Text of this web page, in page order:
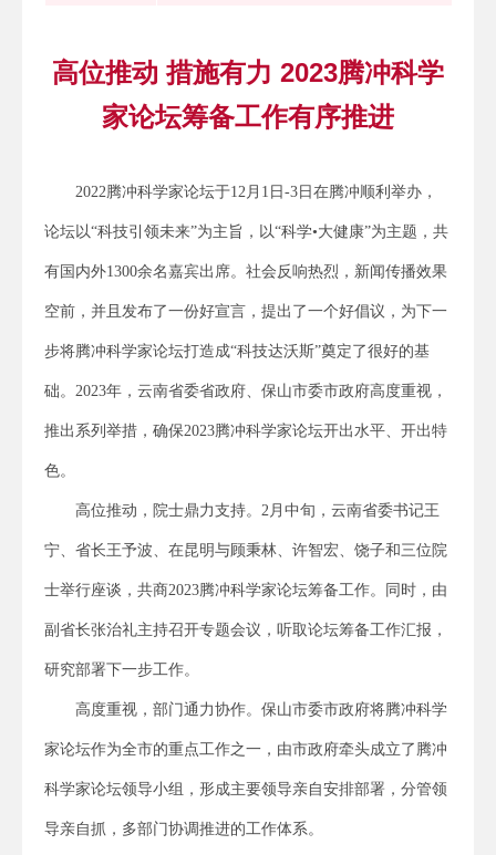
高位推动 措施有力 2023腾冲科学
家论坛筹备工作有序推进
2022腾冲科学家论坛于12月1日-3日在腾冲顺利举办，
论坛以“科技引领未来”为主旨，以“科学•大健康”为主题，共
有国内外1300余名嘉宾出席。社会反响热烈，新闻传播效果
空前，并且发布了一份好宣言，提出了一个好倡议，为下一
步将腾冲科学家论坛打造成“科技达沃斯”奠定了很好的基
础。2023年，云南省委省政府、保山市委市政府高度重视，
推出系列举措，确保2023腾冲科学家论坛开出水平、开出特
色。
高位推动，院士鼎力支持。2月中旬，云南省委书记王
宁、省长王予波、在昆明与顾秉林、许智宏、饶子和三位院
士举行座谈，共商2023腾冲科学家论坛筹备工作。同时，由
副省长张治礼主持召开专题会议，听取论坛筹备工作汇报，
研究部署下一步工作。
高度重视，部门通力协作。保山市委市政府将腾冲科学
家论坛作为全市的重点工作之一，由市政府牵头成立了腾冲
科学家论坛领导小组，形成主要领导亲自安排部署，分管领
导亲自抓，多部门协调推进的工作体系。